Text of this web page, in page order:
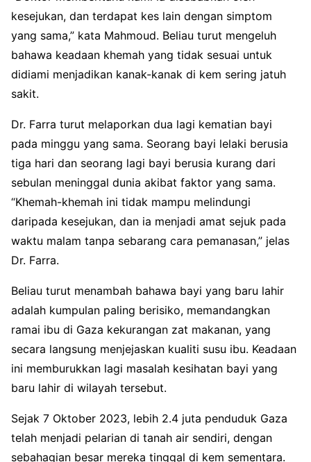
kesejukan, dan terdapat kes lain dengan simptom
yang sama,” kata Mahmoud. Beliau turut mengeluh
bahawa keadaan khemah yang tidak sesuai untuk
didiami menjadikan kanak-kanak di kem sering jatuh
sakit.
Dr. Farra turut melaporkan dua lagi kematian bayi
pada minggu yang sama. Seorang bayi lelaki berusia
tiga hari dan seorang lagi bayi berusia kurang dari
sebulan meninggal dunia akibat faktor yang sama.
“Khemah-khemah ini tidak mampu melindungi
daripada kesejukan, dan ia menjadi amat sejuk pada
waktu malam tanpa sebarang cara pemanasan,” jelas
Dr. Farra.
Beliau turut menambah bahawa bayi yang baru lahir
adalah kumpulan paling berisiko, memandangkan
ramai ibu di Gaza kekurangan zat makanan, yang
secara langsung menjejaskan kualiti susu ibu. Keadaan
ini memburukkan lagi masalah kesihatan bayi yang
baru lahir di wilayah tersebut.
Sejak 7 Oktober 2023, lebih 2.4 juta penduduk Gaza
telah menjadi pelarian di tanah air sendiri, dengan
sebahagian besar mereka tinggal di kem sementara.